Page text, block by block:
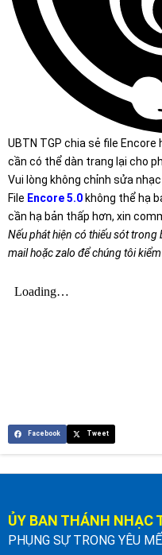
UBTN TGP chia sẻ file
cần có thể dàn trang lại cho
Vui lòng không chỉnh sửa
File Encore 5.0 không thể hạ
cần hạ bản thấp hơn, xin
Nếu phát hiện có thiếu sót
mail hoặc zalo để chúng tôi
Facebook Tweet
ỦY BAN THÁNH NHẠC
PHỤNG SỰ TRONG YÊU